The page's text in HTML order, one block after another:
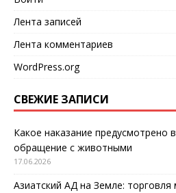
Лента записей
Лента комментариев
WordPress.org
СВЕЖИЕ ЗАПИСИ
Какое наказание предусмотрено
обращение с животными
17.06.2026
Азиатский АД на Земле: